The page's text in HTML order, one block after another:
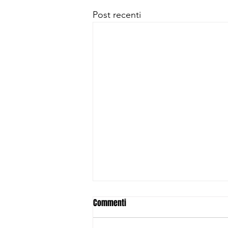
Post recenti
Commenti